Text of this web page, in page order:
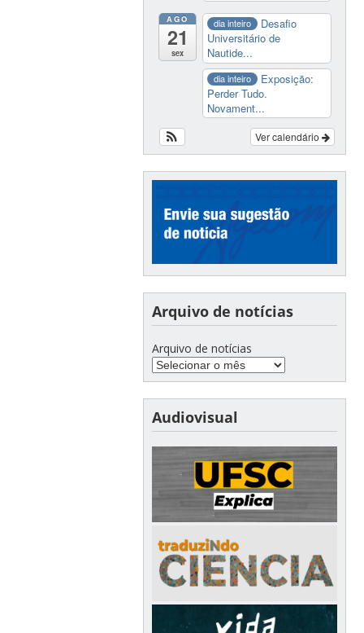
AGO
21
sex
dia inteiro
Desafio
Universitário de
Nautide...
dia inteiro
Exposição:
Perder Tudo.
Novament...
Ver calendário
Arquivo de notícias
Arquivo de notícias
Audiovisual